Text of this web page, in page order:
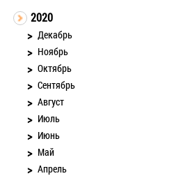
2020
Декабрь
Ноябрь
Октябрь
Сентябрь
Август
Июль
Июнь
Май
Апрель